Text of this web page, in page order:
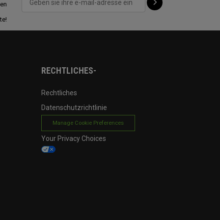
RECHTLICHES-
Rechtliches
Datenschutzrichtlinie
Manage Cookie Preferences
Your Privacy Choices